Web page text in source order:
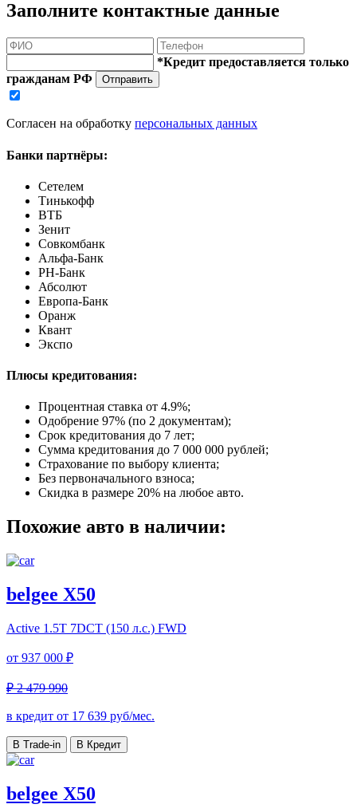
Заполните контактные данные
*Кредит предоставляется только
гражданам РФ
Отправить
Согласен на обработку персональных данных
Банки партнёры:
Сетелем
Тинькофф
ВТБ
Зенит
Совкомбанк
Альфа-Банк
РН-Банк
Абсолют
Европа-Банк
Оранж
Квант
Экспо
Плюсы кредитования:
Процентная ставка от 4.9%;
Одобрение 97% (по 2 документам);
Срок кредитования до 7 лет;
Сумма кредитования до 7 000 000 рублей;
Страхование по выбору клиента;
Без первоначального взноса;
Скидка в размере 20% на любое авто.
Похожие авто в наличии:
belgee X50
Active 1.5T 7DCT (150 л.с.) FWD
от 937 000 ₽
₽ 2 479 990
в кредит от 17 639 руб/мес.
В Trade-in В Кредит
belgee X50